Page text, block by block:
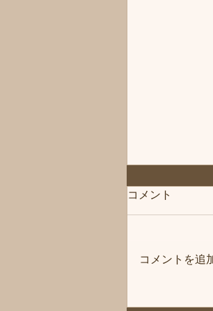
コメント
コメントを追